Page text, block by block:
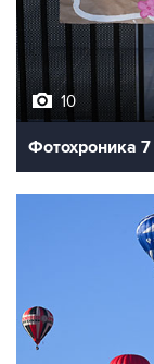
10
Фотохроника 7